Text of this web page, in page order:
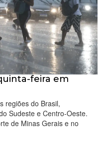
feira em
regiões do Brasil,
Sudeste e Centro-Oeste.
de Minas Gerais e no